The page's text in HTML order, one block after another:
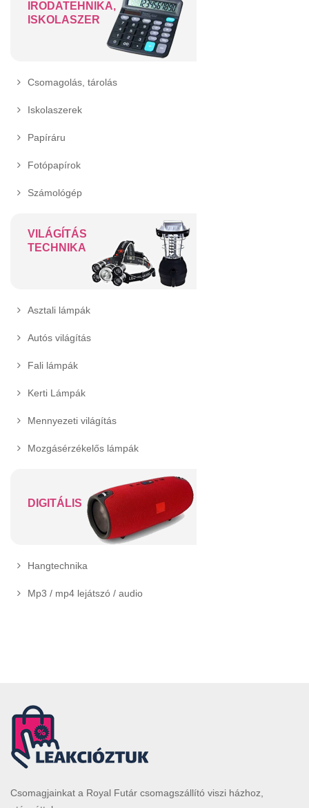
IRODATEHNIKA,
ISKOLASZER
Csomagolás, tárolás
Iskolaszerek
Papíráru
Fotópapírok
Számológép
VILÁGÍTÁS
TECHNIKA
Asztali lámpák
Autós világítás
Fali lámpák
Kerti Lámpák
Mennyezeti világítás
Mozgásérzékelős lámpák
DIGITÁLIS
Hangtechnika
Mp3 / mp4 lejátszó / audio
Csomagjainkat a Royal Futár csomagszállító viszi házhoz,